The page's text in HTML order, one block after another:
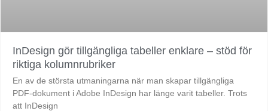
InDesign gör tillgängliga tabeller enklare – stöd för
riktiga kolumnrubriker
En av de största utmaningarna när man skapar tillgängliga
PDF-dokument i Adobe InDesign har länge varit tabeller. Trots
att InDesign